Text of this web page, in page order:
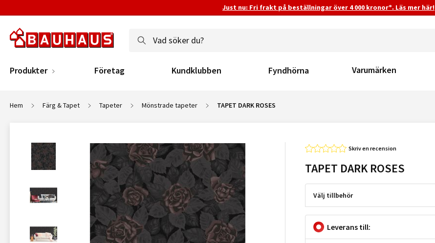
Just nu: Fri frakt på beställningar över 4 000 kronor*. Läs mer här!
Produkter Företag Kundklubben Fyndhörna Varumärken
Hem Färg & Tapet Tapeter Mönstrade tapeter TAPET DARK ROSES
Skriv en recension
TAPET DARK ROSES
Välj tillbehör
Leverans till: